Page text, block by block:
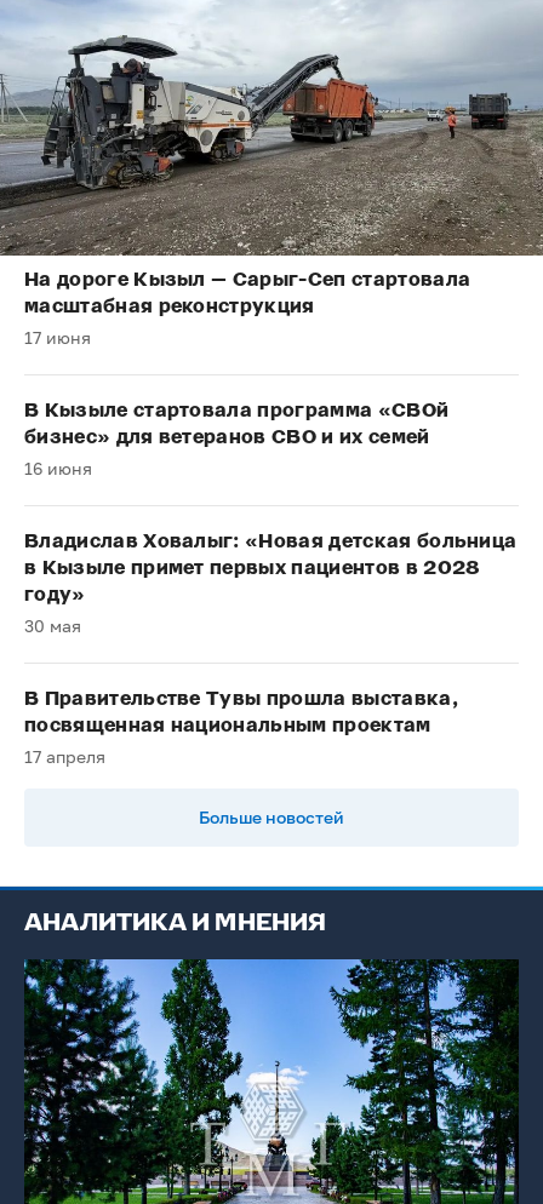
На дороге Кызыл — Сарыг-Сеп стартовала
масштабная реконструкция
17 июня
В Кызыле стартовала программа «СВОй
бизнес» для ветеранов СВО и их семей
16 июня
Владислав Ховалыг: «Новая детская больница
в Кызыле примет первых пациентов в 2028
году»
30 мая
В Правительстве Тувы прошла выставка,
посвященная национальным проектам
17 апреля
Больше новостей
АНАЛИТИКА И МНЕНИЯ